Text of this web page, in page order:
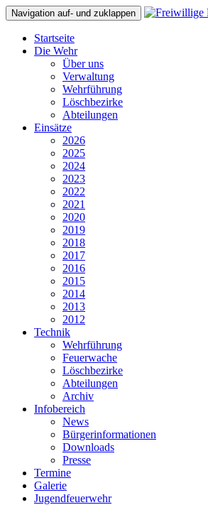
Navigation auf- und zuklappen
Startseite
Die Wehr
Über uns
Verwaltung
Wehrführung
Löschbezirke
Abteilungen
Einsätze
2026
2025
2024
2023
2022
2021
2020
2019
2018
2017
2016
2015
2014
2013
2012
Technik
Wehrführung
Feuerwache
Löschbezirke
Abteilungen
Archiv
Infobereich
News
Bürgerinformationen
Downloads
Presse
Termine
Galerie
Jugendfeuerwehr